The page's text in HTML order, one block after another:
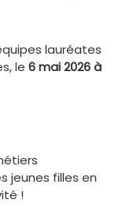
lauréates
le 6 mai 2026 à
jeunes filles en
!